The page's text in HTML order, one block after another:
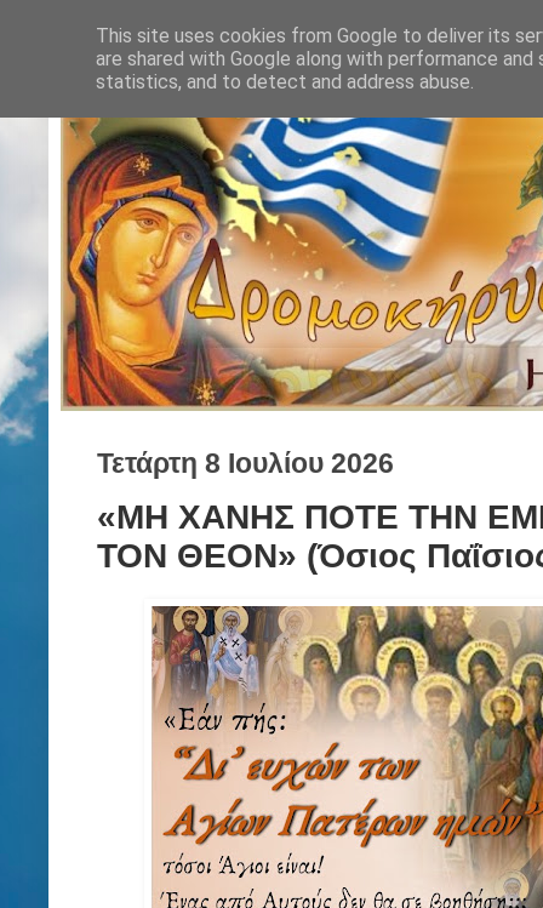
Τετάρτη 8 Ιουλίου 2026
«ΜΗ ΧΑΝΗΣ ΠΟΤΕ ΤΗΝ
ΤΟΝ ΘΕΟΝ» (Όσιος
This site uses cookies from Google to deliver its
are shared with Google along with performance
statistics, and to detect and address abuse.